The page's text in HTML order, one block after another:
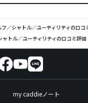
フ／シャトル／ユーティリティの口コ
ャトル／ユーティリティの口コミ評価
my caddieノート